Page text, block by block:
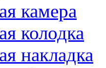
камера
колодка
накладка